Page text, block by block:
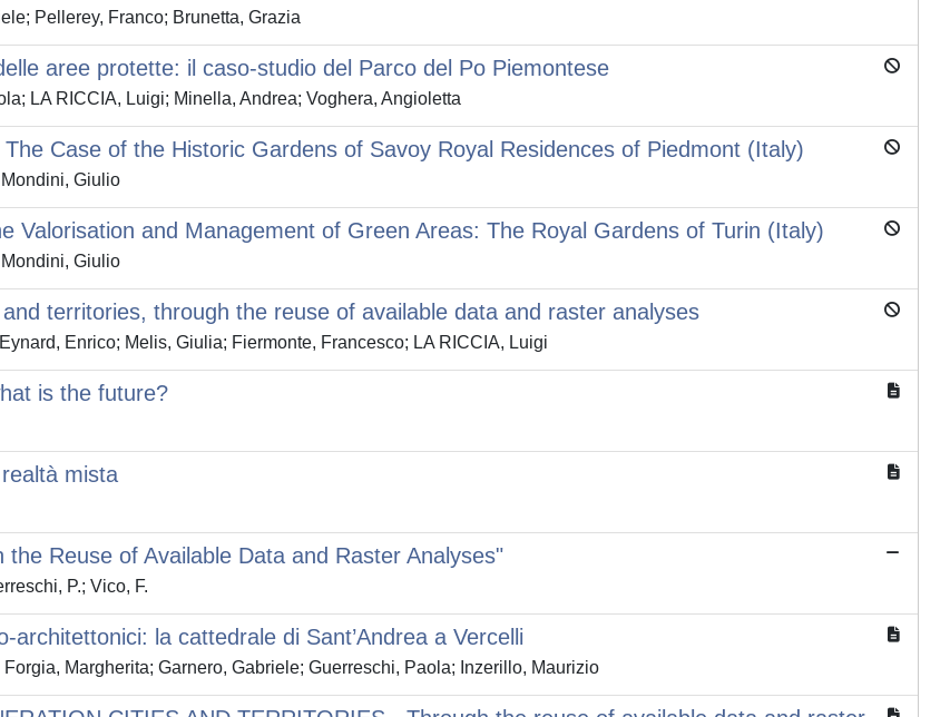
Pellerey, Franco; Brunetta, Grazia
aree protette: il caso-studio del Parco del Po Piemontese
LA RICCIA, Luigi; Minella, Andrea; Voghera, Angioletta
Case of the Historic Gardens of Savoy Royal Residences of Piedmont (Italy)
Giulio
Valorisation and Management of Green Areas: The Royal Gardens of Turin (Italy)
Giulio
territories, through the reuse of available data and raster analyses
Enrico; Melis, Giulia; Fiermonte, Francesco; LA RICCIA, Luigi
is the future?
mista
Reuse of Available Data and Raster Analyses"
P.; Vico, F.
la cattedrale di Sant’Andrea a Vercelli
Margherita; Garnero, Gabriele; Guerreschi, Paola; Inzerillo, Maurizio